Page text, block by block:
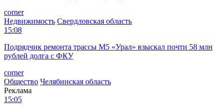
corner
Недвижимость Свердловская область
15:08
Подрядчик ремонта трассы М5 «Урал» взыскал почти 58 млн
рублей долга с ФКУ
corner
Общество Челябинская область
Реклама
15:05